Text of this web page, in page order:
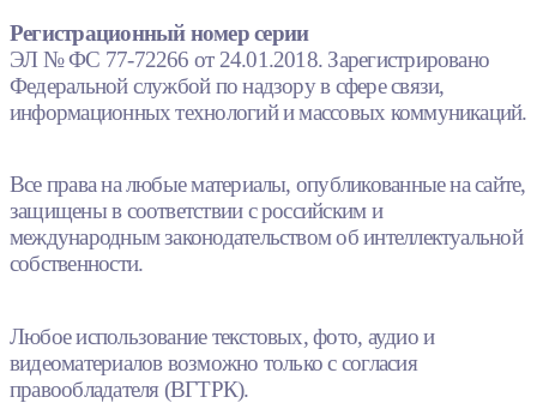
Регистрационный номер серии
ЭЛ № ФС 77-72266 от 24.01.2018. Зарегистрировано
Федеральной службой по надзору в сфере связи,
информационных технологий и массовых коммуникаций.
Все права на любые материалы, опубликованные на сайте,
защищены в соответствии с российским и
международным законодательством об интеллектуальной
собственности.
Любое использование текстовых, фото, аудио и
видеоматериалов возможно только с согласия
правообладателя (ВГТРК).